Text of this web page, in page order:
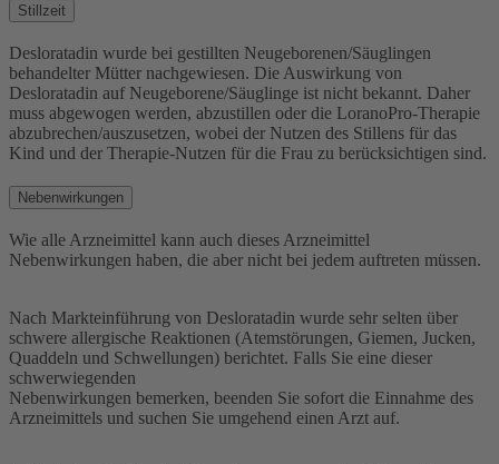
Stillzeit
Desloratadin wurde bei gestillten Neugeborenen/Säuglingen
behandelter Mütter nachgewiesen. Die Auswirkung von
Desloratadin auf Neugeborene/Säuglinge ist nicht bekannt. Daher
muss abgewogen werden, abzustillen oder die LoranoPro-Therapie
abzubrechen/auszusetzen, wobei der Nutzen des Stillens für das
Kind und der Therapie-Nutzen für die Frau zu berücksichtigen sind.
Nebenwirkungen
Wie alle Arzneimittel kann auch dieses Arzneimittel
Nebenwirkungen haben, die aber nicht bei jedem auftreten müssen.
Nach Markteinführung von Desloratadin wurde sehr selten über
schwere allergische Reaktionen (Atemstörungen, Giemen, Jucken,
Quaddeln und Schwellungen) berichtet. Falls Sie eine dieser
schwerwiegenden
Nebenwirkungen bemerken, beenden Sie sofort die Einnahme des
Arzneimittels und suchen Sie umgehend einen Arzt auf.